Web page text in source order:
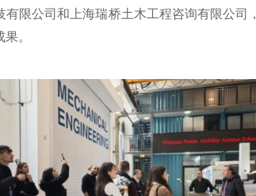
限公司和上海瑞桥土木工程咨询有限公司，
。